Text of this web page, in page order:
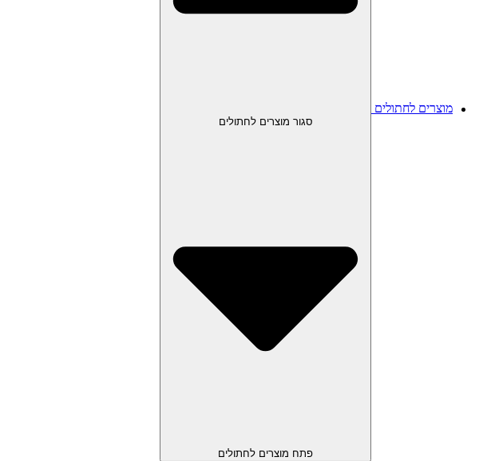
מוצרים לחתולים
סגור מוצרים לחתולים
פתח מוצרים לחתולים